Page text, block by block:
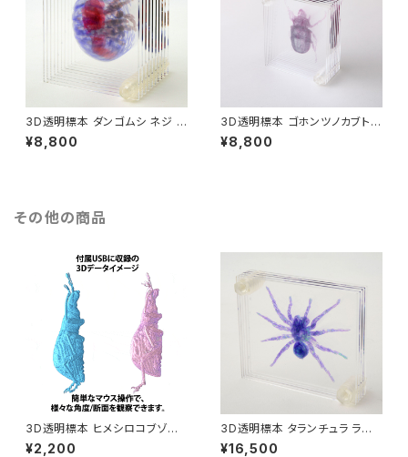
3D透明標本 ダンゴムシ ネジ 3
Dデータ収録USBメモリ付
¥8,800
3D透明標本 ゴホンツノカブトム
シ ネジ 3Dデータ収録USBメモ
リ付
¥8,800
その他の商品
3D透明標本 ヒメシロコブゾウ
ムシ 3Dデータ収録USBメモリ
¥2,200
3D透明標本 タランチュラ ラー
ジサイズ L ネジ
¥16,500